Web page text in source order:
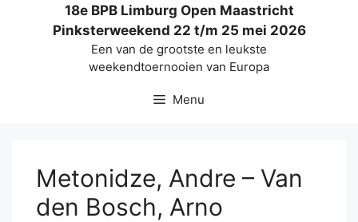
18e BPB Limburg Open Maastricht
Pinksterweekend 22 t/m 25 mei 2026
Een van de grootste en leukste
weekendtoernooien van Europa
Menu
Metonidze, Andre – Van
den Bosch, Arno